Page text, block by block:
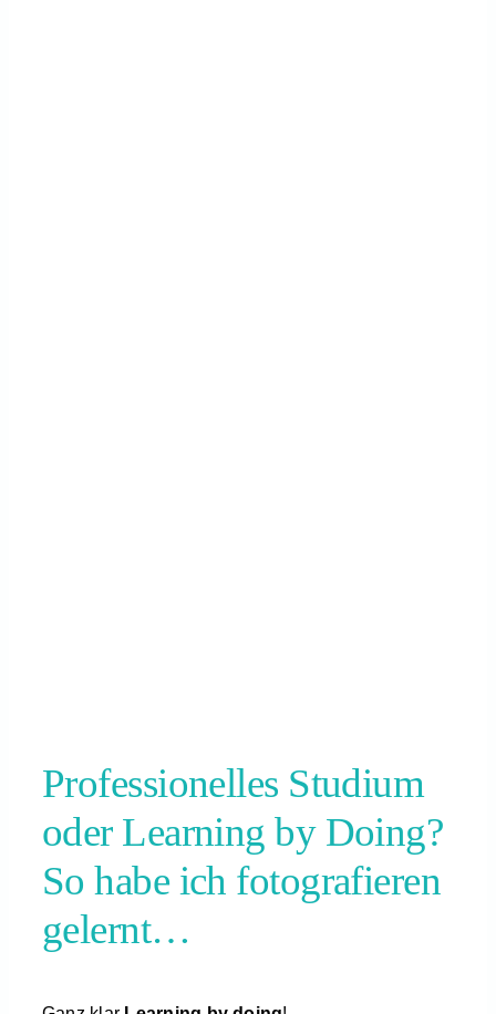
Professionelles Studium
oder Learning by Doing?
So habe ich fotografieren
gelernt…